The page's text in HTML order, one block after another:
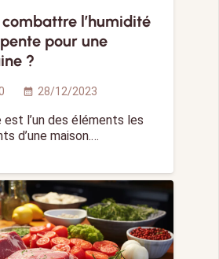
l’humidité
pour une
?
calendar_month 28/12/2023
est l’un des éléments les
d’une maison.…